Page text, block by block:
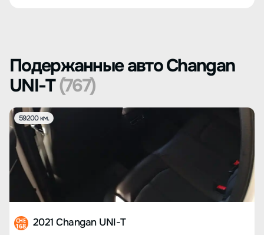
Подержанные авто Changan
UNI-T(767)
59200 км.
CHE
168 2021 Changan UNI-T